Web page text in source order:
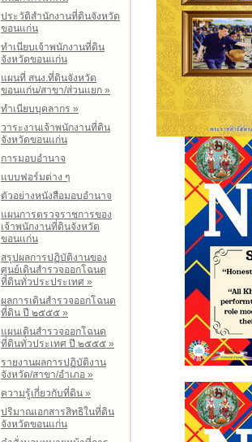
ประวัติสำนักงานที่ดินจังหวัด
ขอนแก่น
ทำเนียบเจ้าพนักงานที่ดิน
จังหวัดขอนแก่น
แผนที่ สนง.ที่ดินจังหวัด
ขอนแก่น/สาขา/ส่วนแยก »
ทำเนียบบุคลากร »
วาระงานเจ้าพนักงานที่ดิน
จังหวัดขอนแก่น
การมอบอำนาจ
แบบฟอร์มต่าง ๆ
ตัวอย่างหนังสือมอบอำนาจ
แผนการตรวจราชการของ
เจ้าพนักงานที่ดินจังหวัด
ขอนแก่น
สรุปผลการปฏิบัติงานของ
ศูนย์เดินสำรวจออกโฉนด
ที่ดินทั่วประประเทศ »
ผลการเดินสำรวจออกโฉนด
ที่ดิน ปี ๒๕๕๕ »
แผนเดินสำรวจออกโฉนด
ที่ดินทั่วประเทศ ปี ๒๕๕๕ »
รายงานผลการปฏิบัติงาน
จังหวัด/สาขา/อำเภอ »
ความรู้เกี่ยวกับที่ดิน »
ปริมาณเอกสารสิทธิในที่ดิน
จังหวัดขอนแก่น